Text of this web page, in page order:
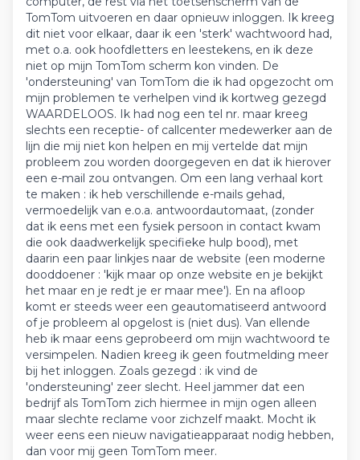
TomTom uitvoeren en daar opnieuw inloggen. Ik kreeg
dit niet voor elkaar, daar ik een 'sterk' wachtwoord had,
met o.a. ook hoofdletters en leestekens, en ik deze
niet op mijn TomTom scherm kon vinden. De
'ondersteuning' van TomTom die ik had opgezocht om
mijn problemen te verhelpen vind ik kortweg gezegd
WAARDELOOS. Ik had nog een tel nr. maar kreeg
slechts een receptie- of callcenter medewerker aan de
lijn die mij niet kon helpen en mij vertelde dat mijn
probleem zou worden doorgegeven en dat ik hierover
een e-mail zou ontvangen. Om een lang verhaal kort
te maken : ik heb verschillende e-mails gehad,
vermoedelijk van e.o.a. antwoordautomaat, (zonder
dat ik eens met een fysiek persoon in contact kwam
die ook daadwerkelijk specifieke hulp bood), met
daarin een paar linkjes naar de website (een moderne
dooddoener : 'kijk maar op onze website en je bekijkt
het maar en je redt je er maar mee'). En na afloop
komt er steeds weer een geautomatiseerd antwoord
of je probleem al opgelost is (niet dus). Van ellende
heb ik maar eens geprobeerd om mijn wachtwoord te
versimpelen. Nadien kreeg ik geen foutmelding meer
bij het inloggen. Zoals gezegd : ik vind de
'ondersteuning' zeer slecht. Heel jammer dat een
bedrijf als TomTom zich hiermee in mijn ogen alleen
maar slechte reclame voor zichzelf maakt. Mocht ik
weer eens een nieuw navigatieapparaat nodig hebben,
dan voor mij geen TomTom meer.